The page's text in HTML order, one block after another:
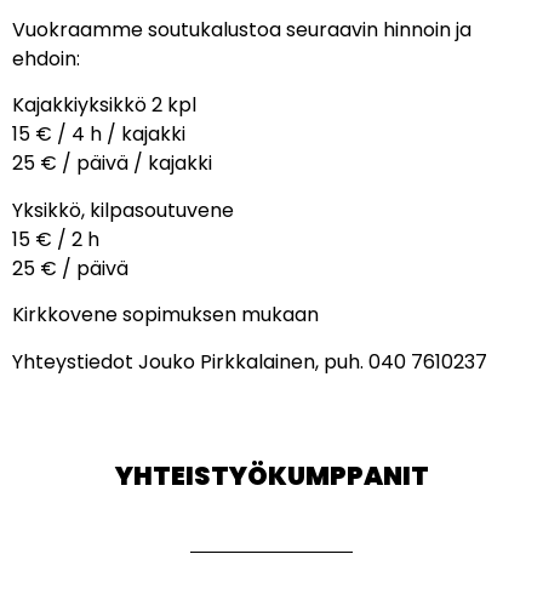
Vuokraamme soutukalustoa seuraavin hinnoin ja
ehdoin:
Kajakkiyksikkö 2 kpl
15 € / 4 h / kajakki
25 € / päivä / kajakki
Yksikkö, kilpasoutuvene
15 € / 2 h
25 € / päivä
Kirkkovene sopimuksen mukaan
Yhteystiedot Jouko Pirkkalainen, puh. 040 7610237
YHTEISTYÖKUMPPANIT